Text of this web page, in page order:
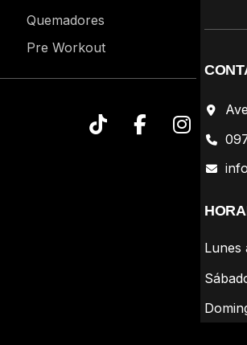
Quemadores
Pre Workout
Lunes